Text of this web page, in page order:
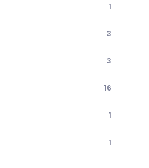
1
3
3
16
1
1